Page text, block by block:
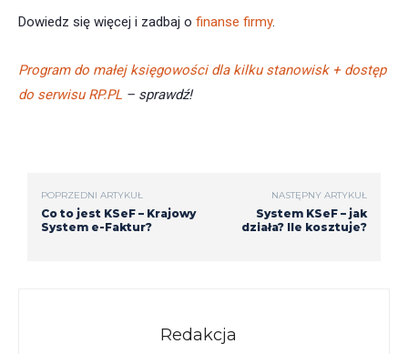
Dowiedz się więcej i zadbaj o finanse firmy.
Program do małej księgowości dla kilku stanowisk + dostęp
do serwisu RP.PL – sprawdź!
POPRZEDNI ARTYKUŁ
Co to jest KSeF – Krajowy
System e-Faktur?
NASTĘPNY ARTYKUŁ
System KSeF – jak
działa? Ile kosztuje?
Redakcja